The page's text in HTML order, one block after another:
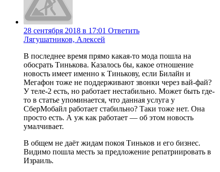
28 сентября 2018 в 17:01 Ответить
Лягушатников, Алексей
В последнее время прямо какая-то мода пошла на
обосрать Тинькова. Казалось бы, какое отношение
новость имеет именно к Тинькову, если Билайн и
Мегафон тоже не поддерживают звонки через вай-фай?
У теле-2 есть, но работает нестабильно. Может быть где-
то в статье упоминается, что данная услуга у
СберМобайл работает стабильно? Таки тоже нет. Она
просто есть. А уж как работает — об этом новость
умалчивает.
В общем не даёт жидам покоя Тиньков и его бизнес.
Видимо пошла месть за предложение репатриировать в
Израиль.